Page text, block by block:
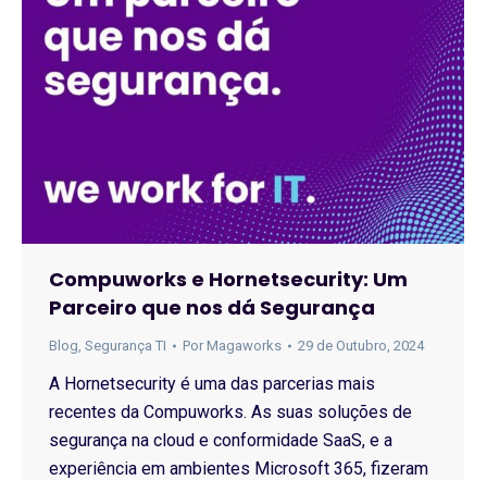
Compuworks e Hornetsecurity: Um
Parceiro que nos dá Segurança
Blog, Segurança TI Por Magaworks 29 de Outubro, 2024
A Hornetsecurity é uma das parcerias mais
recentes da Compuworks. As suas soluções de
segurança na cloud e conformidade SaaS, e a
experiência em ambientes Microsoft 365, fizeram